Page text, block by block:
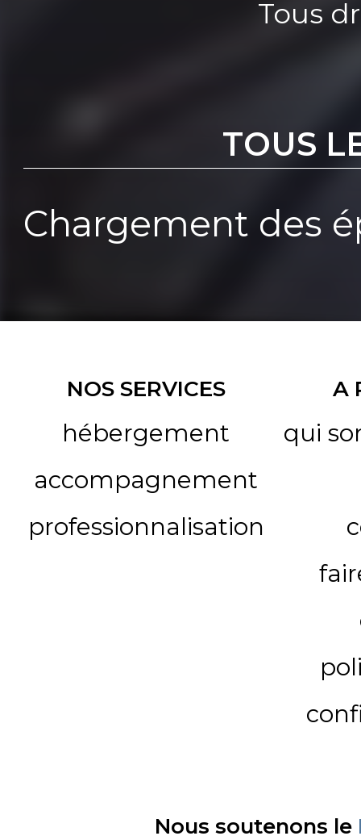
Tous
TOUS
Chargement des
NOS SERVICES
hébergement
accompagnement
professionnalisation
A
qui